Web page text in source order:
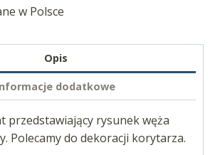
w Polsce
Opis
dodatkowe
przedstawiający rysunek węża
Polecamy do dekoracji korytarza.